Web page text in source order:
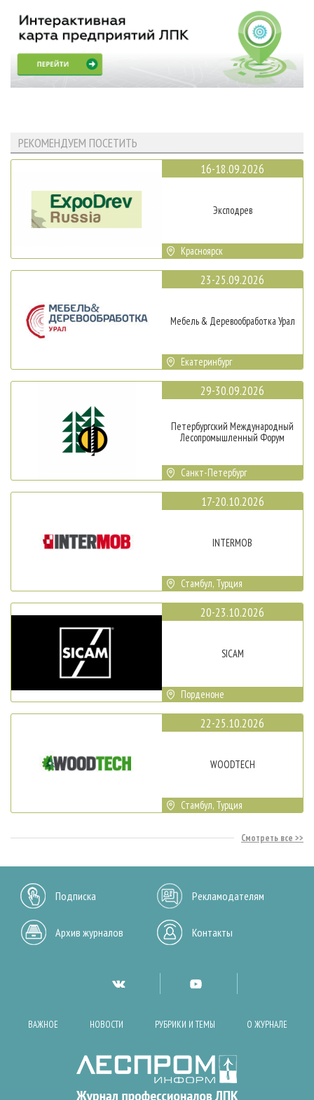
РЕКОМЕНДУЕМ ПОСЕТИТЬ
16-18.09.2026
Эксподрев
Красноярск
23-25.09.2026
Мебель & Деревообработка Урал
Екатеринбург
29-30.09.2026
Петербургский Международный
Лесопромышленный Форум
Санкт-Петербург
17-20.10.2026
INTERMOB
Стамбул, Турция
20-23.10.2026
SICAM
Порденоне
22-25.10.2026
WOODTECH
Стамбул, Турция
Смотреть все
Подписка Рекламодателям
Архив журналов Контакты
ВАЖНОЕ НОВОСТИ РУБРИКИ И ТЕМЫ О ЖУРНАЛЕ